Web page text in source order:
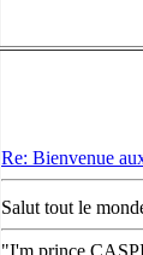
Re: Bienvenue
Salut tout le